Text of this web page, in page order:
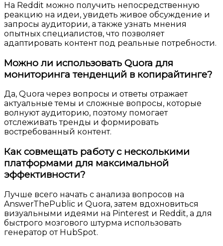
На Reddit можно получить непосредственную
реакцию на идеи, увидеть живое обсуждение и
запросы аудитории, а также узнать мнения
опытных специалистов, что позволяет
адаптировать контент под реальные потребности.
Можно ли использовать Quora для
мониторинга тенденций в копирайтинге?
Да, Quora через вопросы и ответы отражает
актуальные темы и сложные вопросы, которые
волнуют аудиторию, поэтому помогает
отслеживать тренды и формировать
востребованный контент.
Как совмещать работу с несколькими
платформами для максимальной
эффективности?
Лучше всего начать с анализа вопросов на
AnswerThePublic и Quora, затем вдохновиться
визуальными идеями на Pinterest и Reddit, а для
быстрого мозгового штурма использовать
генератор от HubSpot.